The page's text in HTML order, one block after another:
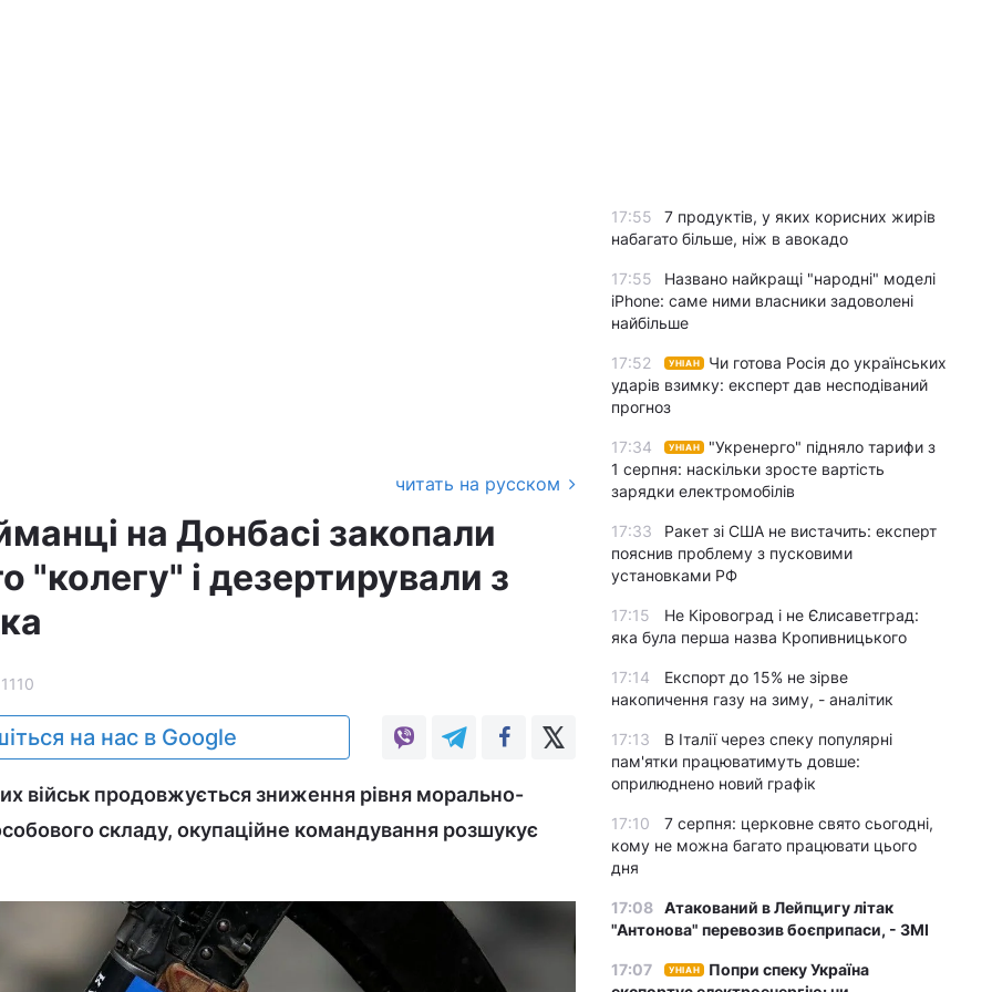
читать на русском
на Донбасі закопали
"колегу" і дезертирували з
на нас в Google
військ продовжується зниження рівня морально-
складу, окупаційне командування розшукує
17:55
7 продуктів, у яких корисних жирів
набагато більше, ніж в авокадо
17:55
Названо найкращі "народні" моделі
iPhone: саме ними власники задоволені
найбільше
17:52 УНІАН
Чи готова Росія до українських
ударів взимку: експерт дав несподіваний
прогноз
17:34 УНІАН
"Укренерго" підняло тарифи з
1 серпня: наскільки зросте вартість
зарядки електромобілів
17:33
Ракет зі США не вистачить: експерт
пояснив проблему з пусковими
установками РФ
17:15
Не Кіровоград і не Єлисаветград:
яка була перша назва Кропивницького
17:14
Експорт до 15% не зірве
накопичення газу на зиму, - аналітик
17:13
В Італії через спеку популярні
пам'ятки працюватимуть довше:
оприлюднено новий графік
17:10
7 серпня: церковне свято сьогодні,
кому не можна багато працювати цього
дня
17:08 Атакований в Лейпцигу літак
"Антонова" перевозив боєприпаси, - ЗМІ
17:07 УНІАН
Попри спеку Україна